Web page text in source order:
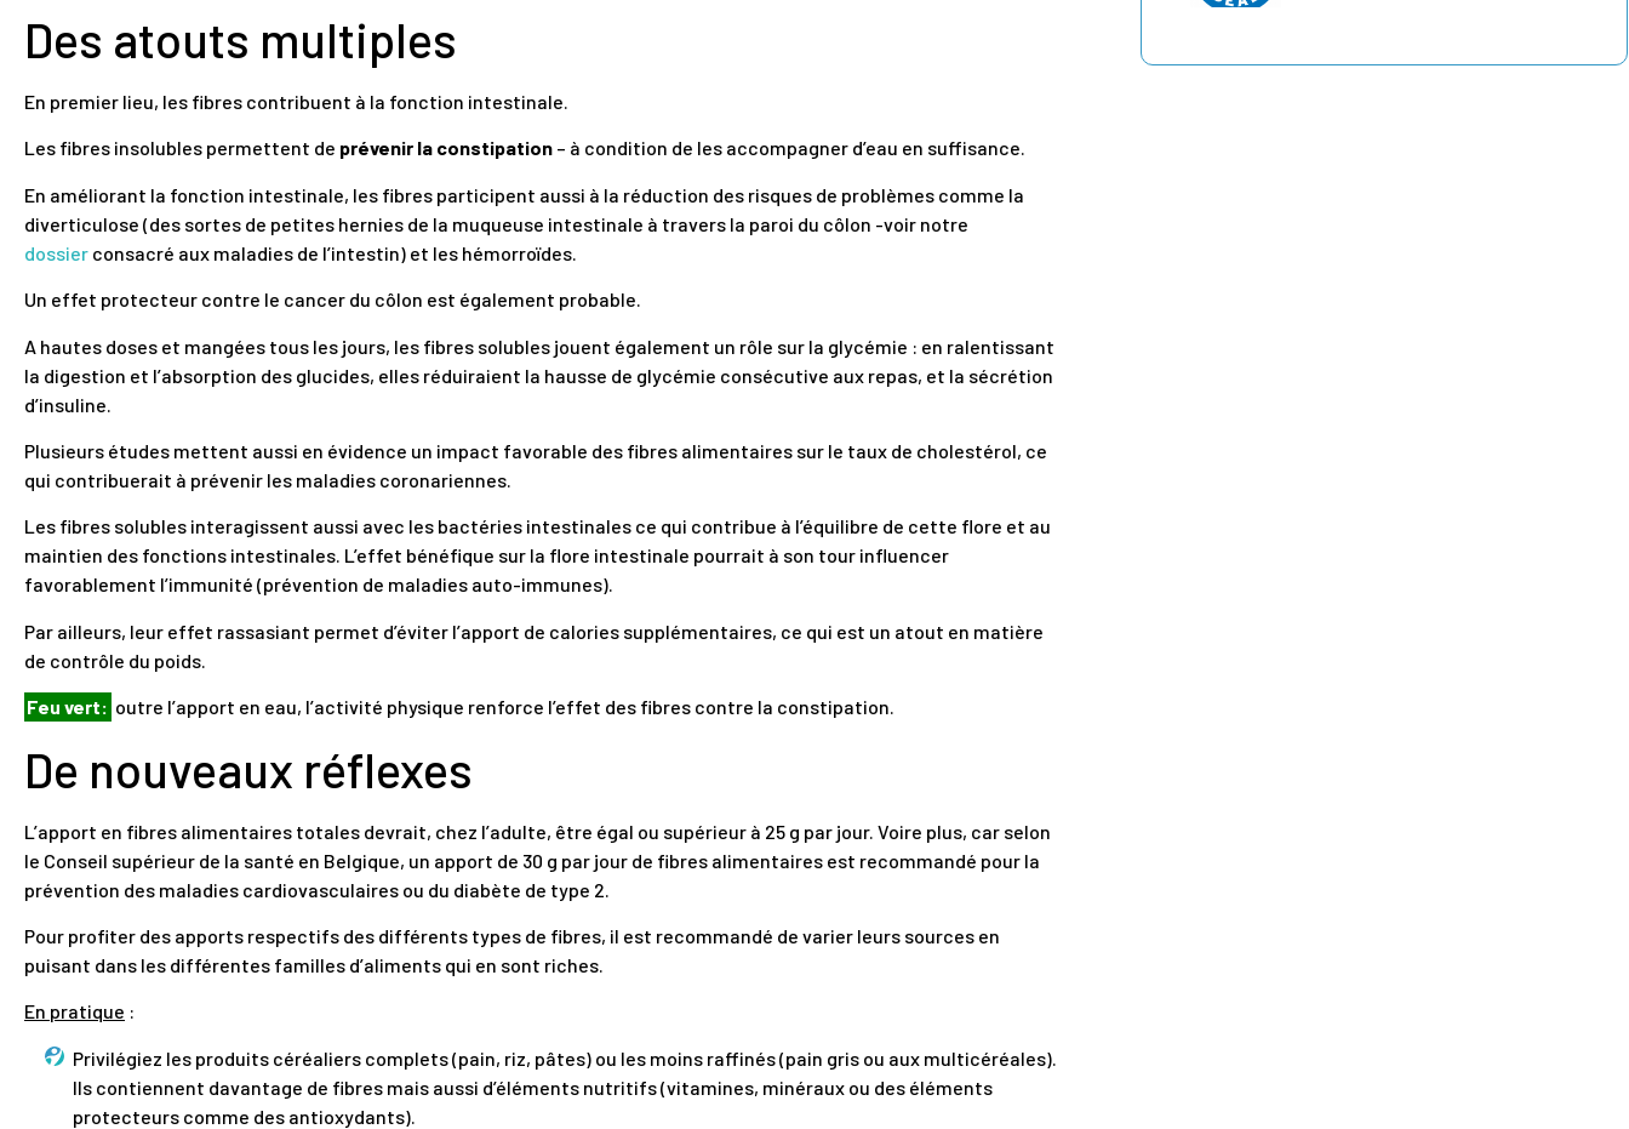
Des atouts multiples
En premier lieu, les fibres contribuent à la fonction intestinale.
Les fibres insolubles permettent de prévenir la constipation – à condition de les accompagner d’eau en suffisance.
En améliorant la fonction intestinale, les fibres participent aussi à la réduction des risques de problèmes comme la
diverticulose (des sortes de petites hernies de la muqueuse intestinale à travers la paroi du côlon -voir notre
dossier consacré aux maladies de l’intestin) et les hémorroïdes.
Un effet protecteur contre le cancer du côlon est également probable.
A hautes doses et mangées tous les jours, les fibres solubles jouent également un rôle sur la glycémie : en ralentissant
la digestion et l’absorption des glucides, elles réduiraient la hausse de glycémie consécutive aux repas, et la sécrétion
d’insuline.
Plusieurs études mettent aussi en évidence un impact favorable des fibres alimentaires sur le taux de cholestérol, ce
qui contribuerait à prévenir les maladies coronariennes.
Les fibres solubles interagissent aussi avec les bactéries intestinales ce qui contribue à l’équilibre de cette flore et au
maintien des fonctions intestinales. L’effet bénéfique sur la flore intestinale pourrait à son tour influencer
favorablement l’immunité (prévention de maladies auto-immunes).
Par ailleurs, leur effet rassasiant permet d’éviter l’apport de calories supplémentaires, ce qui est un atout en matière
de contrôle du poids.
Feu vert: outre l’apport en eau, l’activité physique renforce l’effet des fibres contre la constipation.
De nouveaux réflexes
L’apport en fibres alimentaires totales devrait, chez l’adulte, être égal ou supérieur à 25 g par jour. Voire plus, car selon
le Conseil supérieur de la santé en Belgique, un apport de 30 g par jour de fibres alimentaires est recommandé pour la
prévention des maladies cardiovasculaires ou du diabète de type 2.
Pour profiter des apports respectifs des différents types de fibres, il est recommandé de varier leurs sources en
puisant dans les différentes familles d’aliments qui en sont riches.
En pratique :
Privilégiez les produits céréaliers complets (pain, riz, pâtes) ou les moins raffinés (pain gris ou aux multicéréales).
Ils contiennent davantage de fibres mais aussi d’éléments nutritifs (vitamines, minéraux ou des éléments
protecteurs comme des antioxydants).